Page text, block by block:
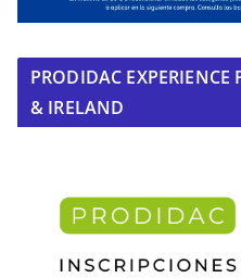
PRODIDAC
& IRELAND